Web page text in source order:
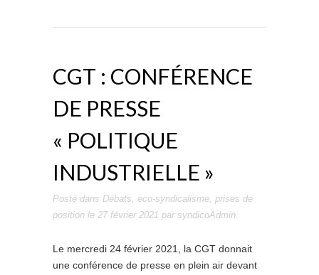
CGT : CONFÉRENCE
DE PRESSE
« POLITIQUE
INDUSTRIELLE »
Posté dans Débats, eco-syndicalisme, prises de
position le 27 février 2021 par syndicoAdmin.
Le mercredi 24 février 2021, la CGT donnait
une conférence de presse en plein air devant